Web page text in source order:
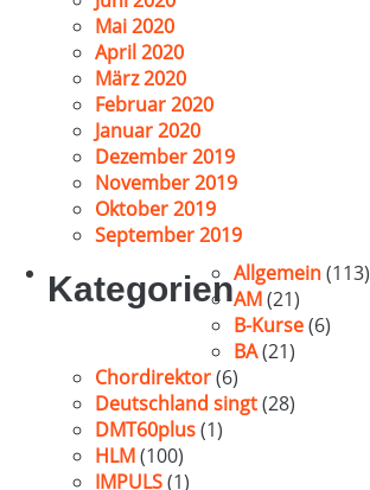
Mai 2020
April 2020
März 2020
Februar 2020
Januar 2020
Dezember 2019
November 2019
Oktober 2019
September 2019
KategorienAllgemein(113)
AM(21)
B-Kurse(6)
BA(21)
Chordirektor(6)
Deutschland singt(28)
DMT60plus(1)
HLM(100)
IMPULS(1)